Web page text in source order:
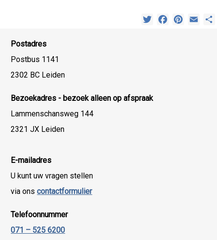
TwitterFacebookPinterest
Postadres
Postbus 1141
2302 BC Leiden
Bezoekadres - bezoek alleen op afspraak
Lammenschansweg 144
2321 JX Leiden
E-mailadres
U kunt uw vragen stellen
via onscontactformulier
Telefoonnummer
071 – 525 6200